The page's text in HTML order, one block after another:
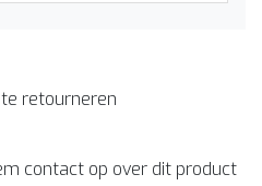
te retourneren
contact op over dit product